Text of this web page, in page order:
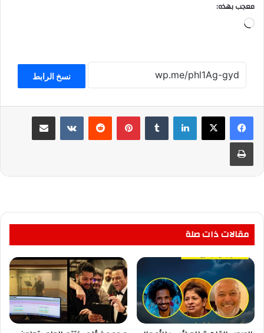
معجب بهذه:
جاري
نسخ الرابط
لينكدإن بينتيريست مشاركة عبر البريد
طباعة
مقالات ذات صلة